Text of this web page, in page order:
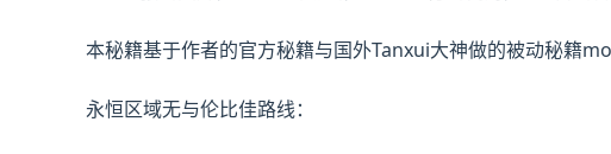
本秘籍基于作者的官方秘籍与国外Tanxui大神做的被动秘籍
永恒区域无与伦比佳路线：